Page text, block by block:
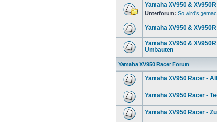
Yamaha XV950 &
Unterforum: So wird's
Yamaha XV950 &
Yamaha XV950 & XV950R
Umbauten
Yamaha XV950 Racer Forum
Yamaha XV950 Racer -
Yamaha XV950 Racer -
Yamaha XV950 Racer -